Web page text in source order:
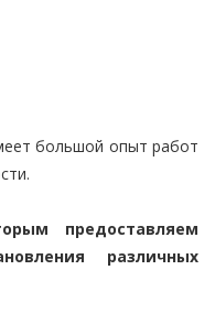
большой опыт работ
предоставляем
различных